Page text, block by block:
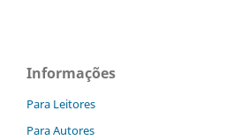
Informações
Para Leitores
Para Autores